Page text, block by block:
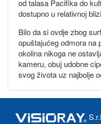
od talasa Pacifika do
dostupno u relativnoj
Bilo da si ovdje zbog
opuštajućeg odmora na
okolina nikoga ne
kameru, obuj udobne
svog života uz najbolje